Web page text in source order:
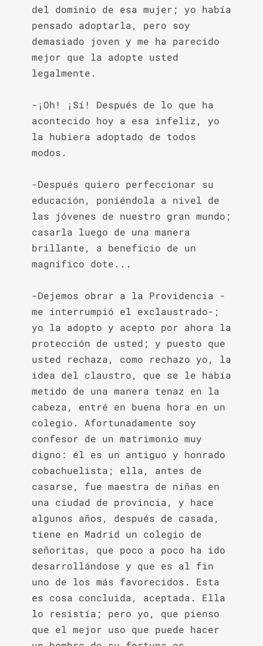
del dominio de esa mujer; yo había
pensado adoptarla, pero soy
demasiado joven y me ha parecido
mejor que la adopte usted
legalmente.
-¡Oh! ¡Sí! Después de lo que ha
acontecido hoy a esa infeliz, yo
la hubiera adoptado de todos
modos.
-Después quiero perfeccionar su
educación, poniéndola a nivel de
las jóvenes de nuestro gran mundo;
casarla luego de una manera
brillante, a beneficio de un
magnífico dote...
-Dejemos obrar a la Providencia -
me interrumpió el exclaustrado-;
yo la adopto y acepto por ahora la
protección de usted; y puesto que
usted rechaza, como rechazo yo, la
idea del claustro, que se le había
metido de una manera tenaz en la
cabeza, entré en buena hora en un
colegio. Afortunadamente soy
confesor de un matrimonio muy
digno: él es un antiguo y honrado
cobachuelista; ella, antes de
casarse, fue maestra de niñas en
una ciudad de provincia, y hace
algunos años, después de casada,
tiene en Madrid un colegio de
señoritas, que poco a poco ha ido
desarrollándose y que es al fin
uno de los más favorecidos. Esta
es cosa concluida, aceptada. Ella
lo resistía; pero yo, que pienso
que el mejor uso que puede hacer